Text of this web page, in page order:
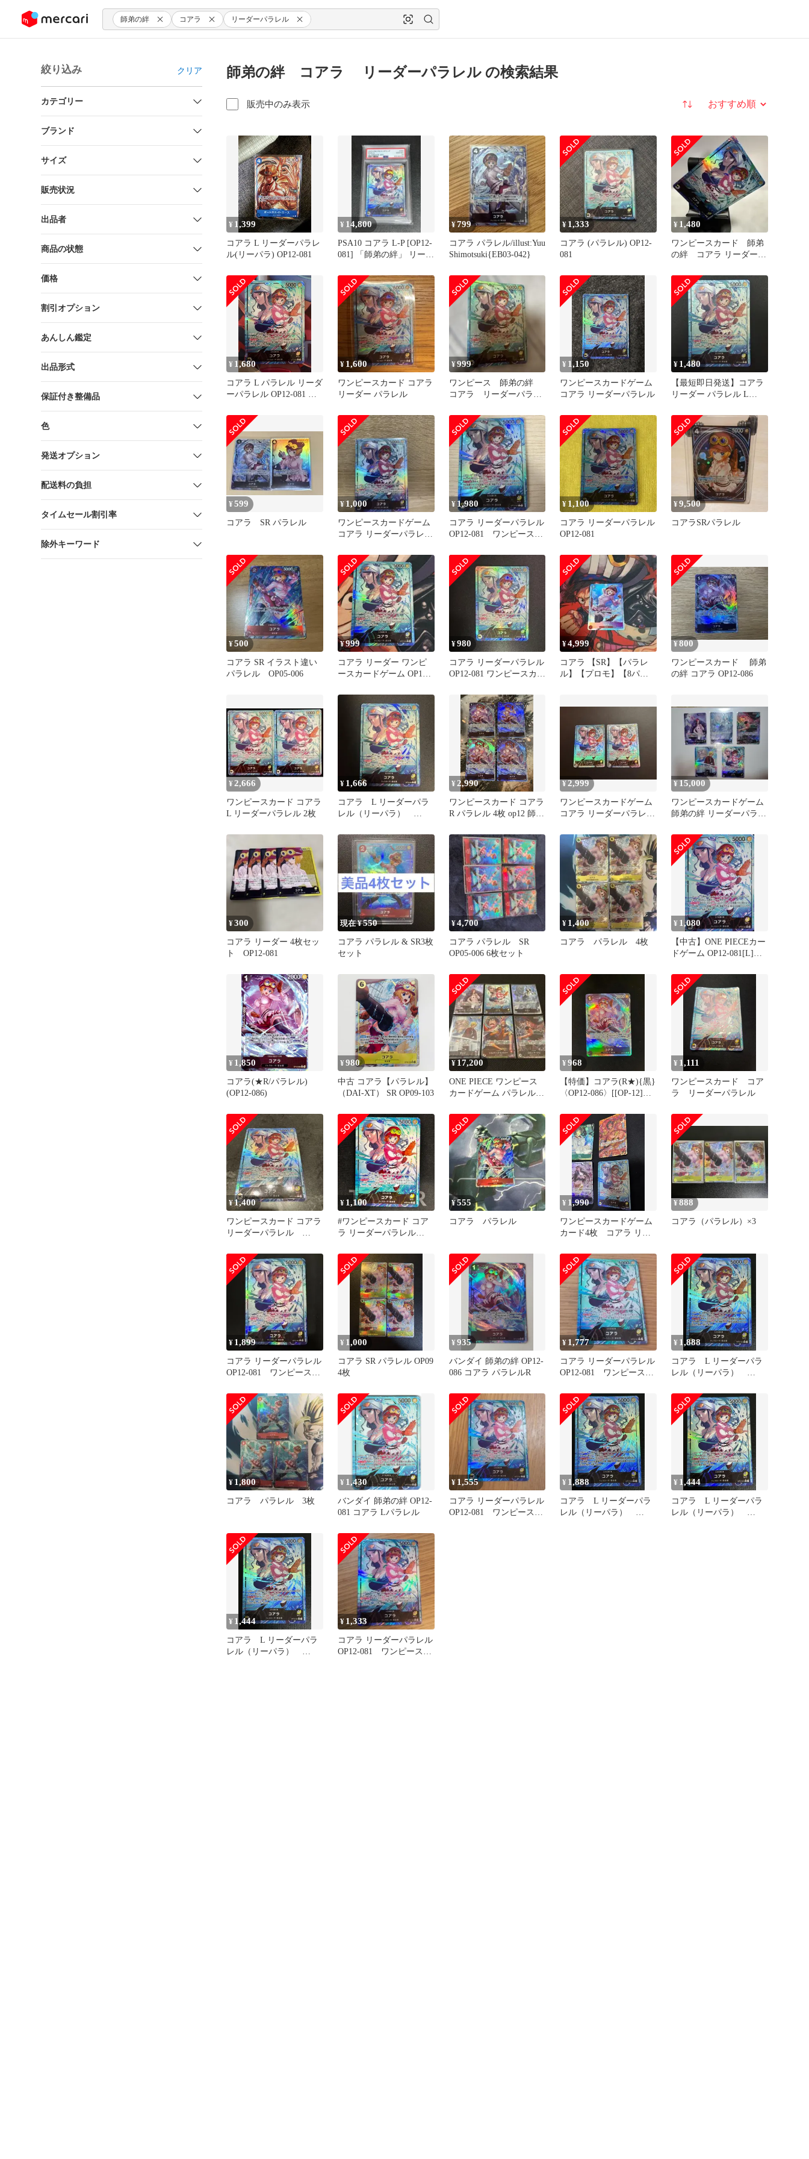
ツにスキップ 師弟の絆 コアラ リーダーパラレル
絞り込み クリア
カテゴリー
ブランド
サイズ
販売状況
出品者
商品の状態
価格
割引オプション
あんしん鑑定
出品形式
保証付き整備品
色
発送オプション
配送料の負担
タイムセール割引率
除外キーワード
師弟の絆 コアラ リーダーパラレル の検索結果
販売中のみ表示 並び替え
¥ 1,399
コアラ L リーダーパラレ
ル(リーパラ) OP12-081
¥ 14,800
PSA10 コアラ L-P [OP12-
081] 「師弟の絆」 リーダ
¥799
コアラ パラレル/illust:Yuu
Shimotsuki{EB03-042}
¥ 1,333
コアラ (パラレル) OP12-
081
¥ 1,480
ワンピースカード 師弟
の絆 コアラ リーダーパ
¥ 1,680
コアラ L パラレル リーダ
ーパラレル OP12-081 師
¥ 1,600
ワンピースカード コアラ
リーダー パラレル
¥999
ワンピース 師弟の絆
コアラ リーダーパラレ
¥ 1,150
ワンピースカードゲーム
コアラ リーダーパラレル
¥ 1,480
【最短即日発送】コアラ
リーダー パラレル L
¥599
コアラ SR パラレル
¥ 1,000
ワンピースカードゲーム
コアラ リーダーパラレル
¥ 1,980
コアラ リーダーパラレル
OP12-081 ワンピースカ
¥ 1,100
コアラ リーダーパラレル
OP12-081
¥9,500
コアラSRパラレル
¥500
コアラ SR イラスト違い
パラレル OP05-006
¥999
コアラ リーダー ワンピ
ースカードゲーム OP12-
¥980
コアラ リーダーパラレル
OP12-081 ワンピースカー
¥4,999
コアラ 【SR】【パラレ
ル】【プロモ】【8パッ
¥800
ワンピースカード 師弟
の絆 コアラ OP12-086
¥ 2,666
ワンピースカード コアラ
L リーダーパラレル 2枚
¥ 1,666
コアラ L リーダーパラ
レル（リーパラ）
¥ 2,990
ワンピースカード コアラ
R パラレル 4枚 op12 師弟
¥ 2,999
ワンピースカードゲーム
コアラ リーダーパラレル
¥ 15,000
ワンピースカードゲーム
師弟の絆 リーダーパラレ
¥300
コアラ リーダー 4枚セッ
ト OP12-081
現在 ¥550
コアラ パラレル & SR3枚
セット
¥4,700
コアラ パラレル SR
OP05-006 6枚セット
¥ 1,400
コアラ パラレル 4枚
¥ 1,080
【中古】ONE PIECEカー
ドゲーム OP12-081[L]：
¥ 1,850
コアラ(★R/パラレル)
(OP12-086)
¥980
中古 コアラ【パラレル】
（DAI-XT） SR OP09-103
¥17,200
ONE PIECE ワンピース
カードゲーム パラレル 6
¥968
【特価】コアラ(R★){黒}
〈OP12-086〉[[OP-12]ブ
絆]
¥ 1,111
ワンピースカード コア
ラ リーダーパラレル
¥1,400
ワンピースカード コアラ
リーダーパラレル
¥ 1,100
#ワンピースカード コア
ラ リーダーパラレル
¥555
コアラ パラレル
¥ 1,990
ワンピースカードゲーム
カード4枚 コアラ リー
¥888
コアラ（パラレル）×3
¥ 1,899
コアラ リーダーパラレル
OP12-081 ワンピースカ
¥ 1,000
コアラ SR パラレル OP09
4枚
¥935
バンダイ 師弟の絆 OP12-
086 コアラ パラレルR
¥ 1,777
コアラ リーダーパラレル
OP12-081 ワンピースカ
¥ 1,888
コアラ L リーダーパラ
レル（リーパラ）
¥ 1,800
コアラ パラレル 3枚
¥ 1,430
バンダイ 師弟の絆 OP12-
081 コアラ Lパラレル
¥ 1,555
コアラ リーダーパラレル
OP12-081 ワンピースカ
¥ 1,888
コアラ L リーダーパラ
レル（リーパラ）
¥ 1,444
コアラ L リーダーパラ
レル（リーパラ）
¥ 1,444
コアラ L リーダーパラ
レル（リーパラ）
¥ 1,333
コアラ リーダーパラレル
OP12-081 ワンピースカ